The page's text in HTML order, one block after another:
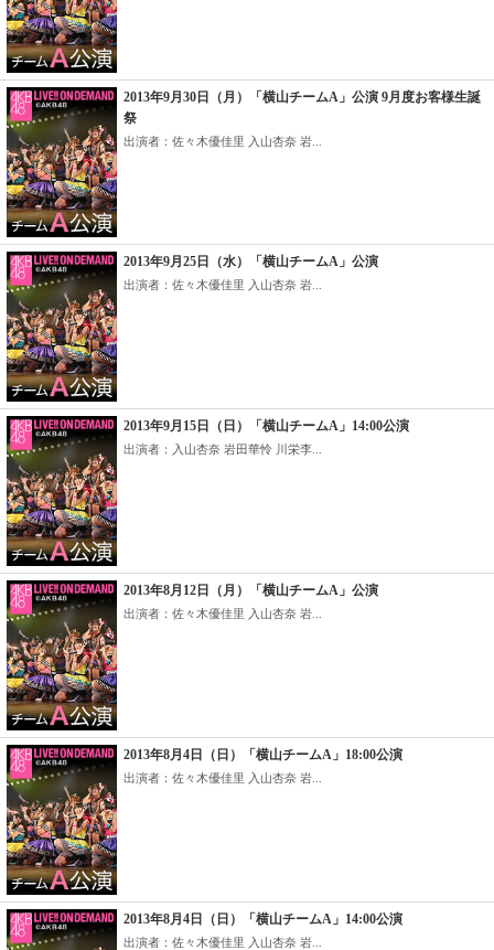
2013年9月30日（月）「横山チームA」公演 9月度お客様生誕
祭
出演者：佐々木優佳里 入山杏奈 岩...
2013年9月25日（水）「横山チームA」公演
出演者：佐々木優佳里 入山杏奈 岩...
2013年9月15日（日）「横山チームA」14:00公演
出演者：入山杏奈 岩田華怜 川栄李...
2013年8月12日（月）「横山チームA」公演
出演者：佐々木優佳里 入山杏奈 岩...
2013年8月4日（日）「横山チームA」18:00公演
出演者：佐々木優佳里 入山杏奈 岩...
2013年8月4日（日）「横山チームA」14:00公演
出演者：佐々木優佳里 入山杏奈 岩...